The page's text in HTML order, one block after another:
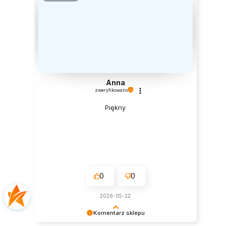
Komentarz sklepu
Anna
zweryfikowano
Piękny
0 0
2026-05-22